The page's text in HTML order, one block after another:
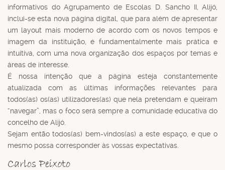
informativos do Agrupamento de Escolas D. Sancho II, Alijó,
inclui-se esta nova página digital, que para além de apresentar
um layout mais moderno de acordo com os novos tempos e
imagem da instituição, é fundamentalmente mais prática e
intuitiva, com uma nova organização dos espaços por temas e
áreas de interesse.
É nossa intenção que a página esteja constantemente
atualizada com as últimas informações relevantes para
todos(as) os(as) utilizadores(as) que nela pretendam e queiram
“navegar”, mas o foco será sempre a comunidade educativa do
concelho de Alijó.
Sejam então todos(as) bem-vindos(as) a este espaço, e que o
mesmo possa corresponder às vossas expectativas.